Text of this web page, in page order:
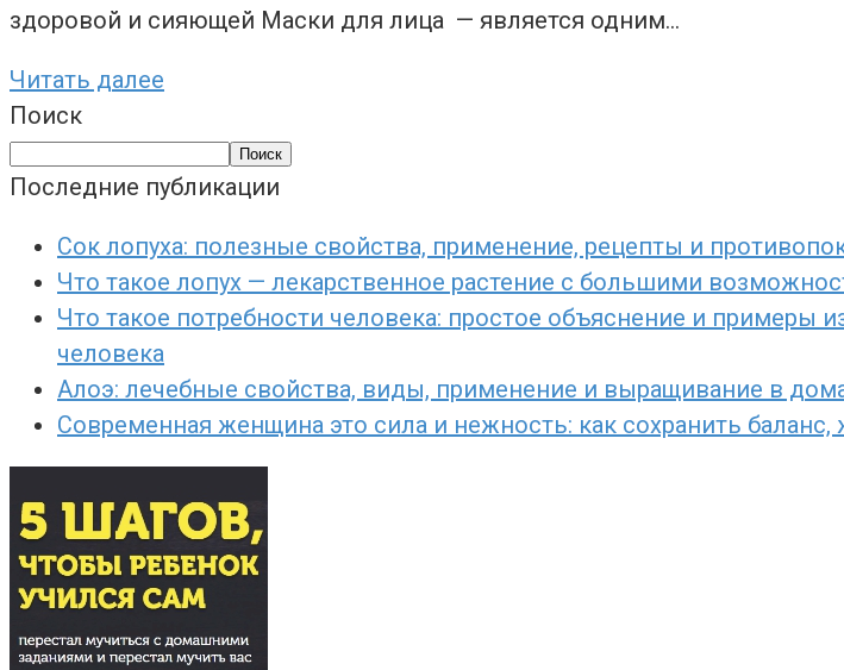
здоровой и сияющей Маски для лица — является одним…
Читать далее
Поиск
Поиск
Последние публикации
Сок лопуха: полезные свойства, применение, рецепты и
Что такое лопух — лекарственное растение с большими
Что такое потребности человека: простое объяснение и примеры
человека
Алоэ: лечебные свойства, виды, применение и выращивание в
Современная женщина это сила и нежность: как сохранить